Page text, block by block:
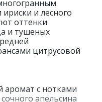
и лесного
оттенки
и тушеных
цитрусовой
аромат с нотками
апельсина